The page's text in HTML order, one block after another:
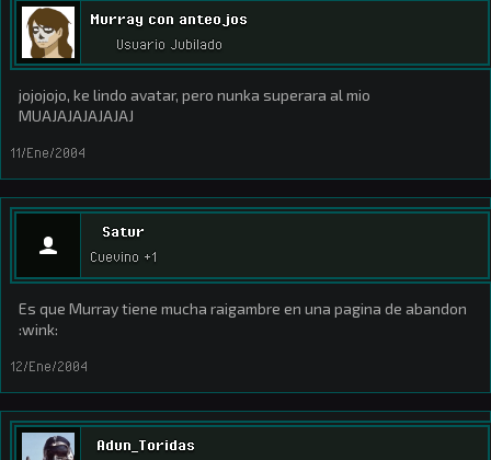
Murray con anteojos
Usuario Jubilado
jojojojo, ke lindo avatar, pero nunka superara al mio
MUAJAJAJAJAJAJ
11/Ene/2004
Satur
Cuevino +1
Es que Murray tiene mucha raigambre en una pagina de abandon
:wink:
12/Ene/2004
Adun_Toridas